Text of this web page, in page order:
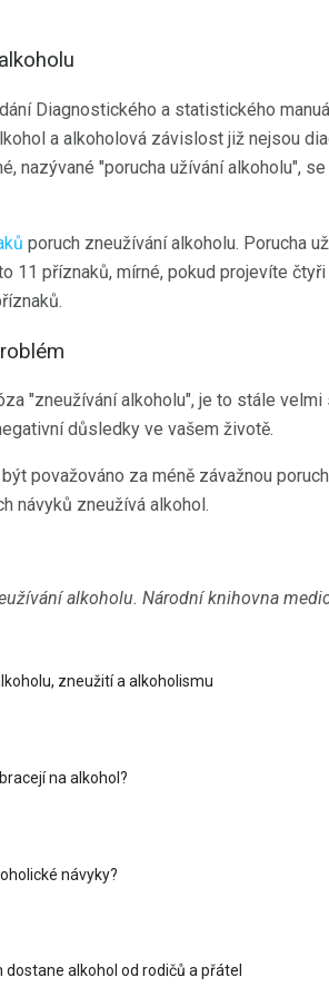
Diagnostického a statistického
a alkoholová závislost již nejsou
nazývané "porucha užívání alkoholu",
poruch zneužívání alkoholu. Porucha
11 příznaků, mírné, pokud projevíte
"zneužívání alkoholu", je to stále
důsledky ve vašem životě.
považováno za méně závažnou
návyků zneužívá alkohol.
alkoholu. Národní knihovna
zneužití a alkoholismu
na alkohol?
návyky?
dostane alkohol od rodičů a přátel